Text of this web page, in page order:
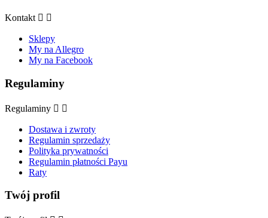
Kontakt  
Sklepy
My na Allegro
My na Facebook
Regulaminy
Regulaminy  
Dostawa i zwroty
Regulamin sprzedaży
Polityka prywatności
Regulamin płatności Payu
Raty
Twój profil